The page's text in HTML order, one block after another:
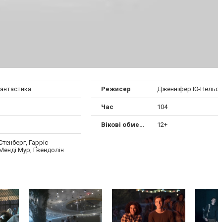
Гарріс
Мур, Ґвендолін
Режисер Дженніфер Ю-
Час 104
Вікові обмеження 12+